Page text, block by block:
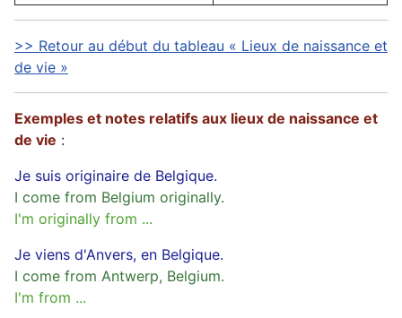
>> Retour au début du tableau « Lieux de naissance et
de vie »
Exemples et notes relatifs aux lieux de naissance et
de vie :
Je suis originaire de Belgique.
I come from Belgium originally.
I'm originally from ...
Je viens d'Anvers, en Belgique.
I come from Antwerp, Belgium.
I'm from ...